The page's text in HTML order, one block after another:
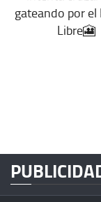
gateando por el
Libre🎦